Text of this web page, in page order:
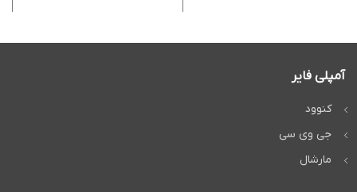
آمپلی فایر
کنوود
جی وی سی
مارشال